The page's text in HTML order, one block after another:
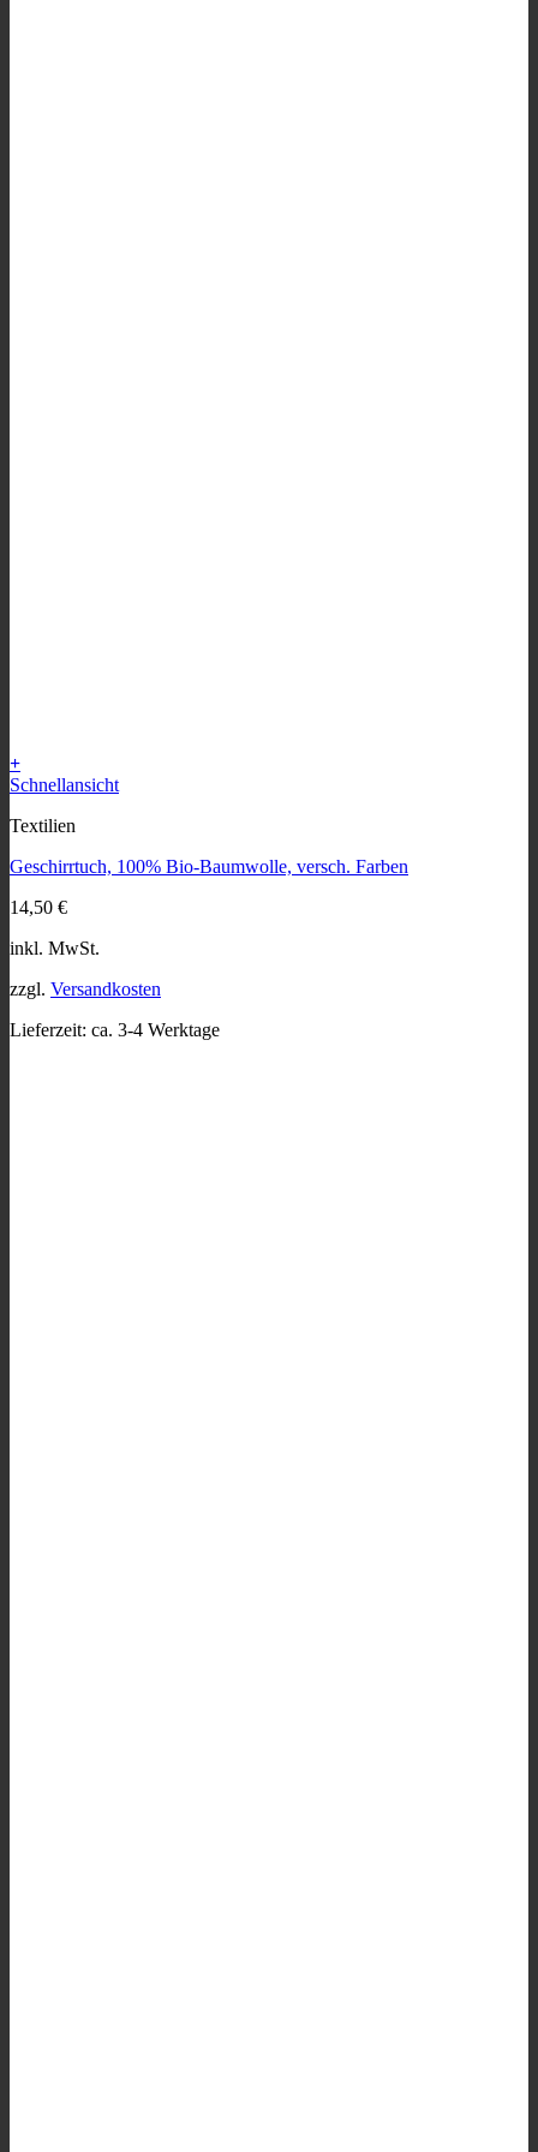
+
Dieses
weist
Varianten
Die
können
der
Produktseite
gewählt
Schnellansicht
Textilien
Geschirrtuch, 100% Bio-Baumwolle, versch. Farben
14,50 €
inkl. MwSt.
zzgl. Versandkosten
Lieferzeit: ca. 3-4 Werktage